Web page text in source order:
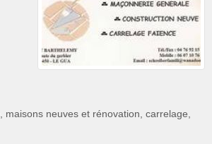
maisons neuves et rénovation, carrelage,